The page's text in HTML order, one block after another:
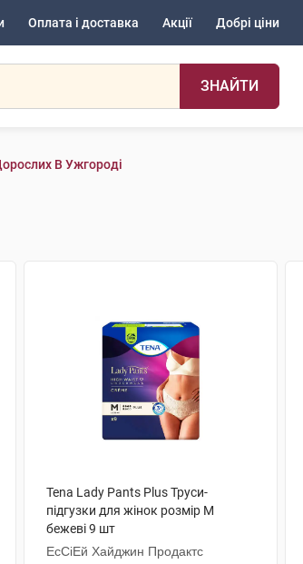
Оплата і доставка Акції Добрі ціни
ЗНАЙТИ
В Ужгороді
Tena Lady Pants Plus Труси-
підгузки для жінок розмір M
бежеві 9 шт
ЕсСіЕй Хайджин Продактс